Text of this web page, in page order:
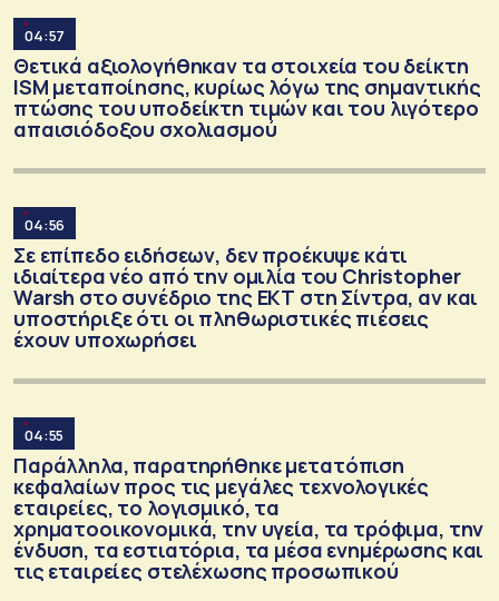
04:57
Θετικά αξιολογήθηκαν τα στοιχεία του δείκτη
ISM μεταποίησης, κυρίως λόγω της σημαντικής
πτώσης του υποδείκτη τιμών και του λιγότερο
απαισιόδοξου σχολιασμού
04:56
Σε επίπεδο ειδήσεων, δεν προέκυψε κάτι
ιδιαίτερα νέο από την ομιλία του Christopher
Warsh στο συνέδριο της ΕΚΤ στη Σίντρα, αν και
υποστήριξε ότι οι πληθωριστικές πιέσεις
έχουν υποχωρήσει
04:55
Παράλληλα, παρατηρήθηκε μετατόπιση
κεφαλαίων προς τις μεγάλες τεχνολογικές
εταιρείες, το λογισμικό, τα
χρηματοοικονομικά, την υγεία, τα τρόφιμα, την
ένδυση, τα εστιατόρια, τα μέσα ενημέρωσης και
τις εταιρείες στελέχωσης προσωπικού